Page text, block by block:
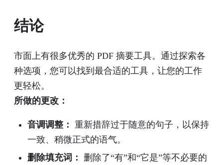
结论
市面上有很多优秀的 PDF 摘要工具。通过探索各
种选项，您可以找到最合适的工具，让您的工作
更轻松。
所做的更改：
音调调整： 重新措辞过于随意的句子，以保持
一致、稍微正式的语气。
删除填充词： 删除了“有”和“它是”等不必要的